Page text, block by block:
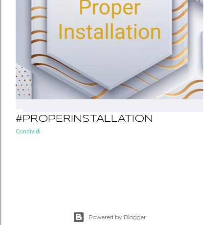
#PROPERINSTALLATION
Condividi
Powered by Blogger